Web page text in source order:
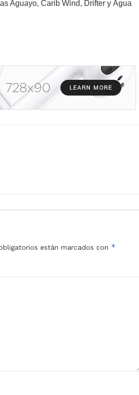
Aguayo, Carib Wind, Drifter y Agua
están marcados con *